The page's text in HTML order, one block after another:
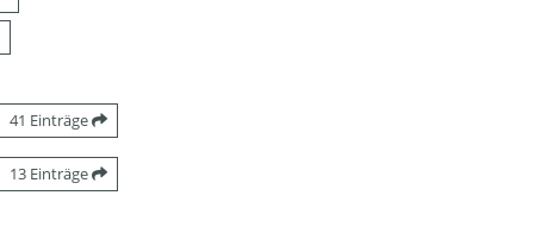
41 Einträge
13 Einträge